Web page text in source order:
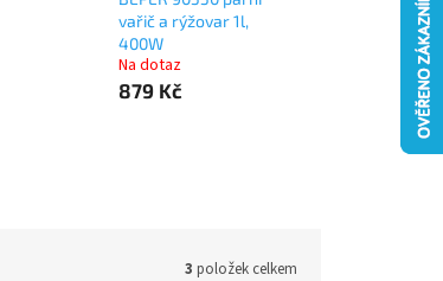
vařič a rýžovar 1l,
400W
Na dotaz
879 Kč
3 položek celkem